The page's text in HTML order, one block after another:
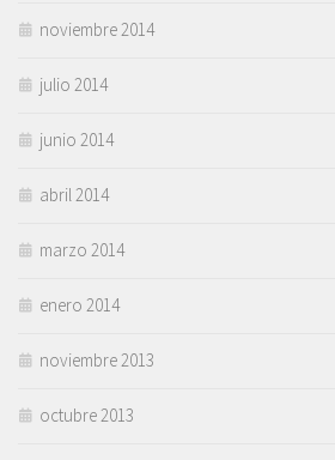
noviembre 2014
julio 2014
junio 2014
abril 2014
marzo 2014
enero 2014
noviembre 2013
octubre 2013